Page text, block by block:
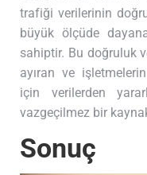
trafiği verilerinin
büyük ölçüde
sahiptir. Bu doğruluk
ayıran ve
için verilerden
vazgeçilmez bir
Sonuç